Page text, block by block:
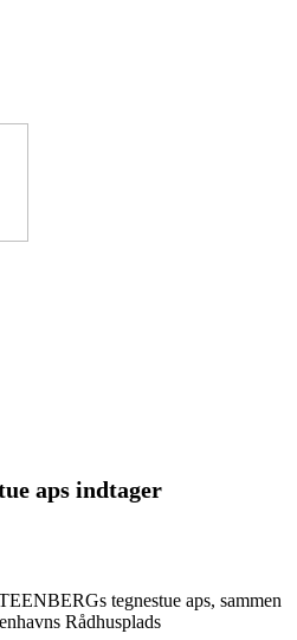
aps indtager
tegnestue aps, sammen
Rådhusplads